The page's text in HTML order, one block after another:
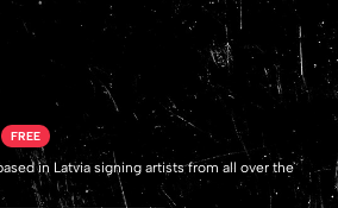
FREE
in Latvia signing artists from all over the